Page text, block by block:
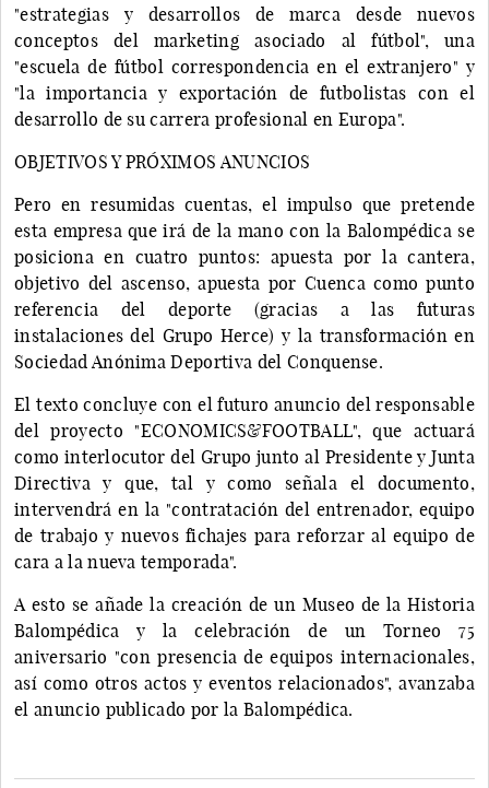
"estrategias y desarrollos de marca desde nuevos
conceptos del marketing asociado al fútbol", una
"escuela de fútbol correspondencia en el extranjero" y
"la importancia y exportación de futbolistas con el
desarrollo de su carrera profesional en Europa".
OBJETIVOS Y PRÓXIMOS ANUNCIOS
Pero en resumidas cuentas, el impulso que pretende
esta empresa que irá de la mano con la Balompédica se
posiciona en cuatro puntos: apuesta por la cantera,
objetivo del ascenso, apuesta por Cuenca como punto
referencia del deporte (gracias a las futuras
instalaciones del Grupo Herce) y la transformación en
Sociedad Anónima Deportiva del Conquense.
El texto concluye con el futuro anuncio del responsable
del proyecto "ECONOMICS&FOOTBALL", que actuará
como interlocutor del Grupo junto al Presidente y Junta
Directiva y que, tal y como señala el documento,
intervendrá en la "contratación del entrenador, equipo
de trabajo y nuevos fichajes para reforzar al equipo de
cara a la nueva temporada".
A esto se añade la creación de un Museo de la Historia
Balompédica y la celebración de un Torneo 75
aniversario "con presencia de equipos internacionales,
así como otros actos y eventos relacionados", avanzaba
el anuncio publicado por la Balompédica.